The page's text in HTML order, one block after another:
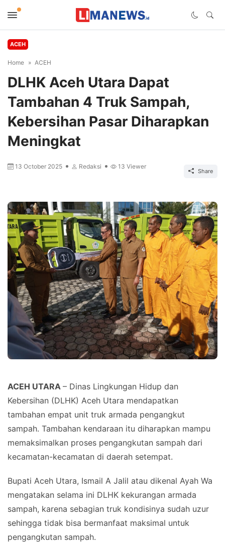
ACEH
Home ACEH
DLHK Aceh Utara Dapat
Tambahan 4 Truk Sampah,
Kebersihan Pasar Diharapkan
Meningkat
13 October 2025 Redaksi 13 Viewer
Share
ACEH UTARA – Dinas Lingkungan Hidup dan
Kebersihan (DLHK) Aceh Utara mendapatkan
tambahan empat unit truk armada pengangkut
sampah. Tambahan kendaraan itu diharapkan mampu
memaksimalkan proses pengangkutan sampah dari
kecamatan-kecamatan di daerah setempat.
Bupati Aceh Utara, Ismail A Jalil atau dikenal Ayah Wa
mengatakan selama ini DLHK kekurangan armada
sampah, karena sebagian truk kondisinya sudah uzur
sehingga tidak bisa bermanfaat maksimal untuk
pengangkutan sampah.